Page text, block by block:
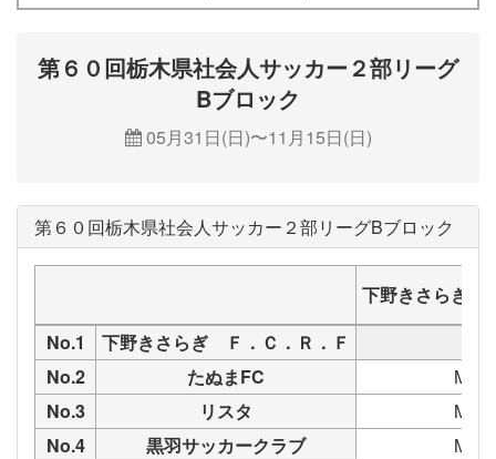
第６０回栃木県社会人サッカー２部リーグ
Bブロック
05月31日(日)〜11月15日(日)
第６０回栃木県社会人サッカー２部リーグBブロック
下野きさらぎ
No.1
下野きさらぎ Ｆ．Ｃ．Ｒ．Ｆ
No.2
たぬまFC
No.3
リスタ
No.4
黒羽サッカークラブ